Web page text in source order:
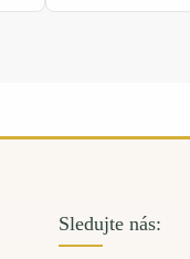
Sledujte nás: